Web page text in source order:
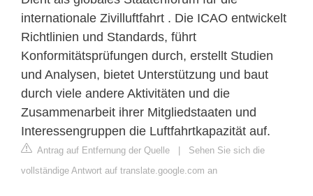
internationale Zivilluftfahrt . Die ICAO entwickelt
Richtlinien und Standards, führt
Konformitätsprüfungen durch, erstellt Studien
und Analysen, bietet Unterstützung und baut
durch viele andere Aktivitäten und die
Zusammenarbeit ihrer Mitgliedstaaten und
Interessengruppen die Luftfahrtkapazität auf.
Antrag auf Entfernung der Quelle | Sehen Sie sich die
vollständige Antwort auf translate.google.com an